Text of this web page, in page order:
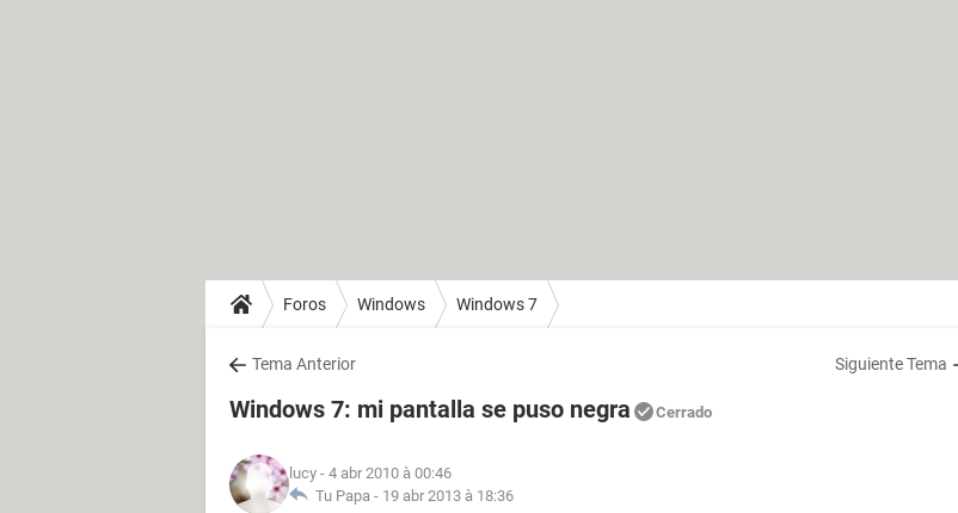
Foros Windows Windows 7
Tema Anterior Siguiente Tema
Windows 7: mi pantalla se puso negra Cerrado
lucy - 4 abr 2010 à 00:46
Tu Papa - 19 abr 2013 à 18:36